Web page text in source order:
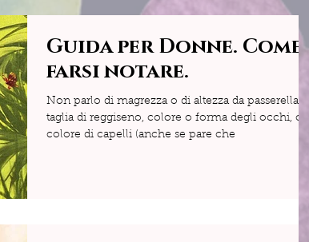
Guida per Donne. Come
farsi notare.
Non parlo di magrezza o di altezza da passerella, di
taglia di reggiseno, colore o forma degli occhi, o
colore di capelli (anche se pare che